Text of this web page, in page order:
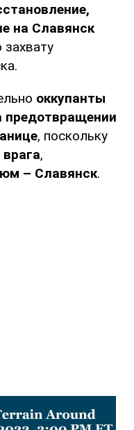
на Славянск
захвату
оккупанты
предотвращении
, поскольку
,
– Славянск.